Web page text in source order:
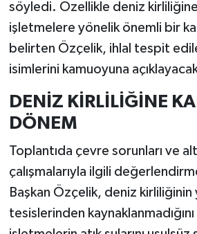
söyledi. Özellikle deniz
işletmelere yönelik önemli bir
belirten Özçelik, ihlal tespit
isimlerini kamuoyuna
DENİZ KİRLİLİĞİNE
DÖNEM
Toplantıda çevre sorunları ve
çalışmalarıyla ilgili
Başkan Özçelik, deniz kirliliğinin
tesislerinden